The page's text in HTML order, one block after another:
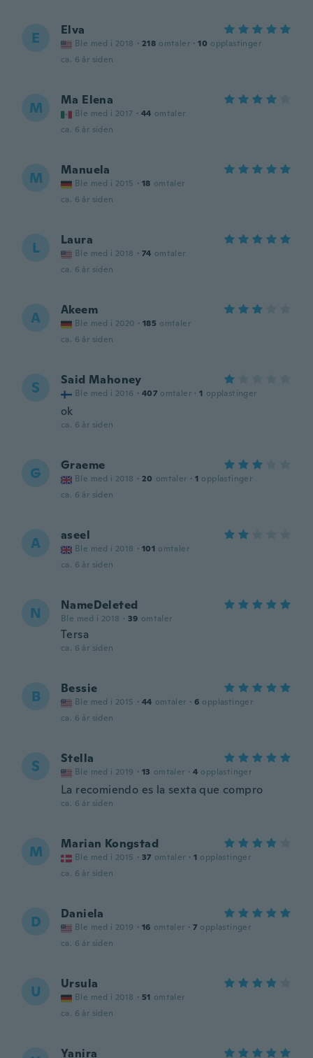
E Elva
Ble med i 2018 · 218 omtaler · 10 opplastinger
ca. 6 år siden
M Ma Elena
Ble med i 2017 · 44 omtaler
ca. 6 år siden
M Manuela
Ble med i 2015 · 18 omtaler
ca. 6 år siden
L Laura
Ble med i 2018 · 74 omtaler
ca. 6 år siden
A Akeem
Ble med i 2020 · 185 omtaler
ca. 6 år siden
S Said Mahoney
Ble med i 2016 · 407 omtaler · 1 opplastinger
ok
ca. 6 år siden
G Graeme
Ble med i 2018 · 20 omtaler · 1 opplastinger
ca. 6 år siden
A aseel
Ble med i 2018 · 101 omtaler
ca. 6 år siden
N NameDeleted
Ble med i 2018 · 39 omtaler
Tersa
ca. 6 år siden
B Bessie
Ble med i 2015 · 44 omtaler · 6 opplastinger
ca. 6 år siden
S Stella
Ble med i 2019 · 13 omtaler · 4 opplastinger
La recomiendo es la sexta que compro
ca. 6 år siden
M Marian Kongstad
Ble med i 2015 · 37 omtaler · 1 opplastinger
ca. 6 år siden
D Daniela
Ble med i 2019 · 16 omtaler · 7 opplastinger
ca. 6 år siden
U Ursula
Ble med i 2018 · 51 omtaler
ca. 6 år siden
Yanira